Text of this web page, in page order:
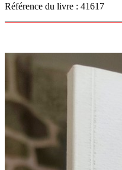
Référence du livre : 41617